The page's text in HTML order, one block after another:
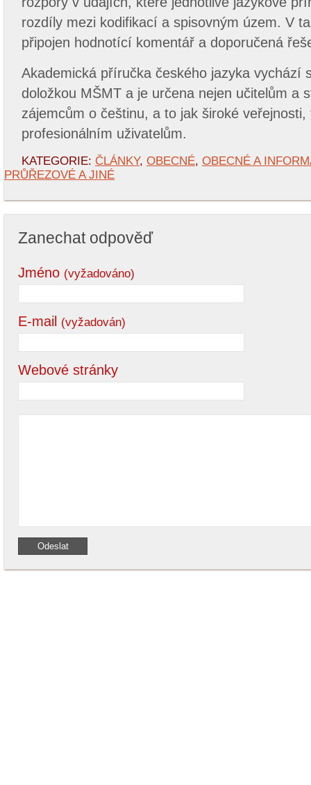
rozdíly mezi kodifikací a spisovným územ. V
připojen hodnotící komentář a doporučená
Akademická příručka českého jazyka vychází
doložkou MŠMT a je určena nejen učitelům a
zájemcům o češtinu, a to jak široké veřejnosti,
profesionálním uživatelům.
KATEGORIE: ČLÁNKY, OBECNÉ, OBECNÉ A
PRŮŘEZOVÉ A JINÉ
Zanechat odpověď
Jméno (vyžadováno)
E-mail (vyžadován)
Webové stránky